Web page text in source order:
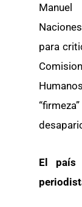
para
El país